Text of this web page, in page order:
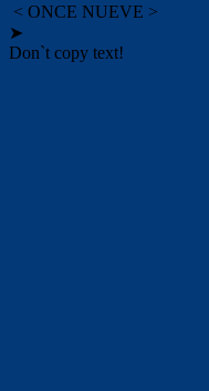
< ONCE NUEVE >
➤
Don`t copy text!